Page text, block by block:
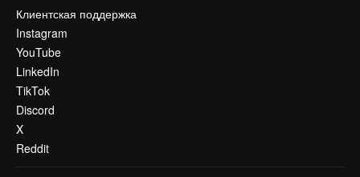
Клиентская поддержка
Instagram
YouTube
LinkedIn
TikTok
Discord
X
Reddit